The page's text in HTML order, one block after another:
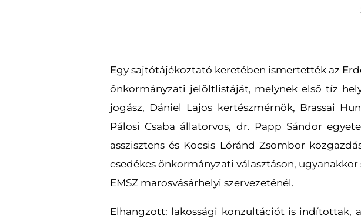
Egy sajtótájékoztató keretében ismertették az
önkormányzati jelöltlistáját, melynek első tíz
jogász, Dániel Lajos kertészmérnök, Brassai
Pálosi Csaba állatorvos, dr. Papp Sándor
asszisztens és Kocsis Lóránd Zsombor
esedékes önkormányzati választáson,
EMSZ marosvásárhelyi szervezeténél.
Elhangzott: lakossági konzultációt is indítottak,